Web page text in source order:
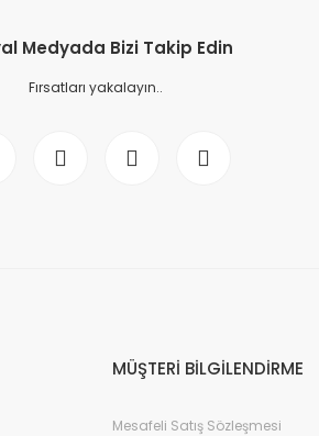
Medyada Bizi Takip Edin
Fırsatları yakalayın..
MÜŞTERİ BİLGİLENDİRME
Mesafeli Satış Sözleşmesi